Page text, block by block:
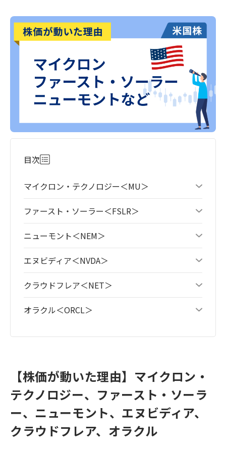
目次
マイクロン・テクノロジー＜MU＞
ファースト・ソーラー＜FSLR＞
ニューモント＜NEM＞
エヌビディア＜NVDA＞
クラウドフレア＜NET＞
オラクル＜ORCL＞
【株価が動いた理由】マイクロン・
テクノロジー、ファースト・ソーラ
ー、ニューモント、エヌビディア、
クラウドフレア、オラクル